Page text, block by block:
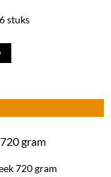
stuks
720 gram